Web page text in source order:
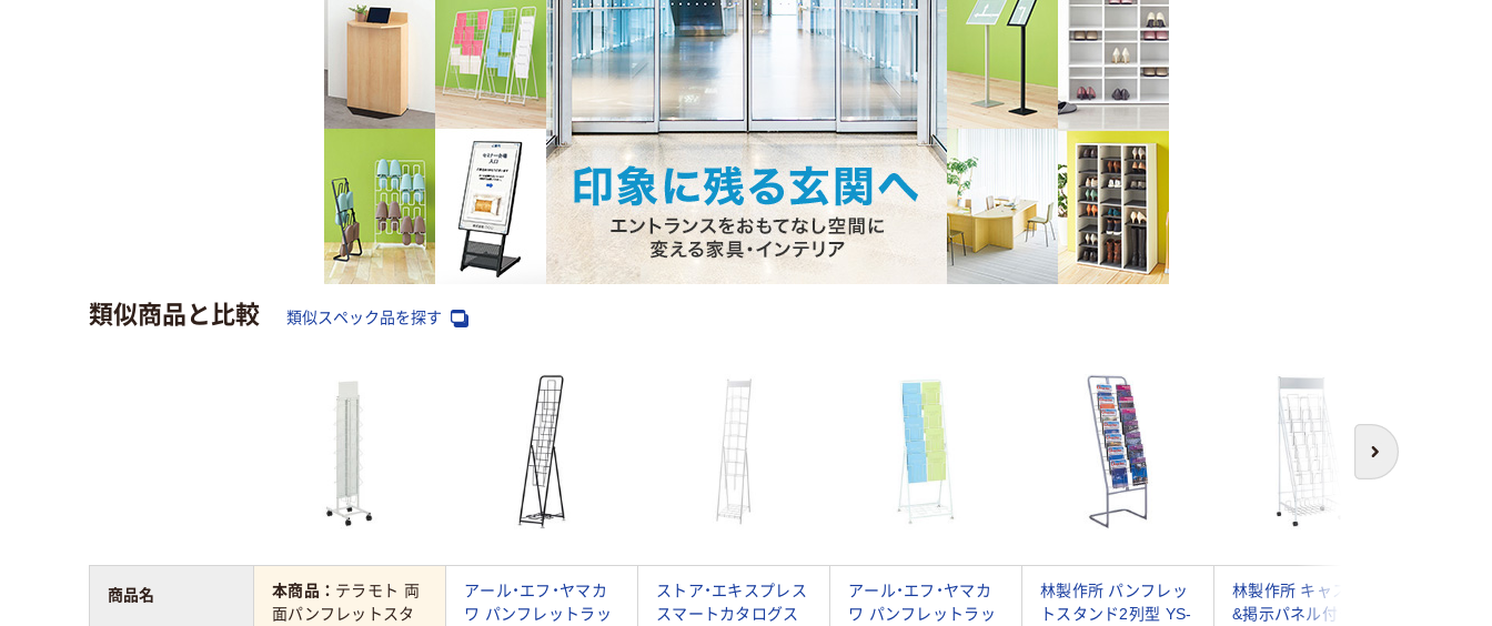
類似商品と比較 類似スペック品を探す
次へ
本商品： テラモト 両
面パンフレットスタ
アール・エフ・ヤマカ
ワ パンフレットラッ
ストア・エキスプレス
スマートカタログス
アール・エフ・ヤマカ
ワ パンフレットラッ
林製作所 パンフレッ
トスタンド2列型 YS-
林製作所 キャスター
&掲示パネル付きパン
商品名